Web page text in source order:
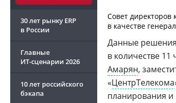
30 лет рынку ERP
в России
Главные
ИТ-сценарии 2026
10 лет российского
бэкапа
Совет
в качестве
Данные решения
в количестве
Амарян,
«ЦентрТелекома
планирования и